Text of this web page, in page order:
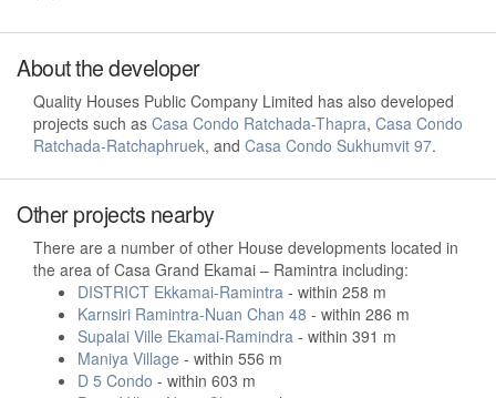
About the developer
Quality Houses Public Company Limited has also developed
projects such as Casa Condo Ratchada-Thapra, Casa Condo
Ratchada-Ratchaphruek, and Casa Condo Sukhumvit 97.
Other projects nearby
There are a number of other House developments located in
the area of Casa Grand Ekamai – Ramintra including:
DISTRICT Ekkamai-Ramintra - within 258 m
Karnsiri Ramintra-Nuan Chan 48 - within 286 m
Supalai Ville Ekamai-Ramindra - within 391 m
Maniya Village - within 556 m
D 5 Condo - within 603 m